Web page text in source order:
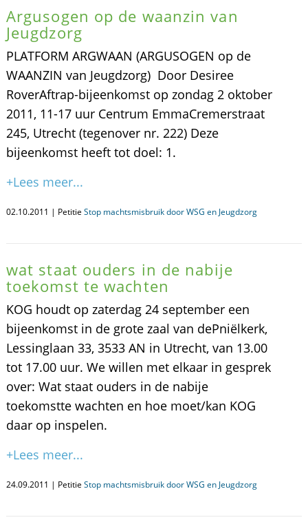
Argusogen op de waanzin van
Jeugdzorg
PLATFORM ARGWAAN (ARGUSOGEN op de
WAANZIN van Jeugdzorg) Door Desiree
RoverAftrap-bijeenkomst op zondag 2 oktober
2011, 11-17 uur Centrum EmmaCremerstraat
245, Utrecht (tegenover nr. 222) Deze
bijeenkomst heeft tot doel: 1.
+Lees meer...
02.10.2011 | Petitie Stop machtsmisbruik door WSG en Jeugdzorg
wat staat ouders in de nabije
toekomst te wachten
KOG houdt op zaterdag 24 september een
bijeenkomst in de grote zaal van dePniëlkerk,
Lessinglaan 33, 3533 AN in Utrecht, van 13.00
tot 17.00 uur. We willen met elkaar in gesprek
over: Wat staat ouders in de nabije
toekomstte wachten en hoe moet/kan KOG
daar op inspelen.
+Lees meer...
24.09.2011 | Petitie Stop machtsmisbruik door WSG en Jeugdzorg